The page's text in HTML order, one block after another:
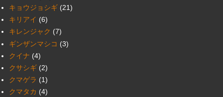
キョウジョシギ (21)
キリアイ (6)
キレンジャク (7)
ギンザンマシコ (3)
クイナ (4)
クサシギ (2)
クマゲラ (1)
クマタカ (4)